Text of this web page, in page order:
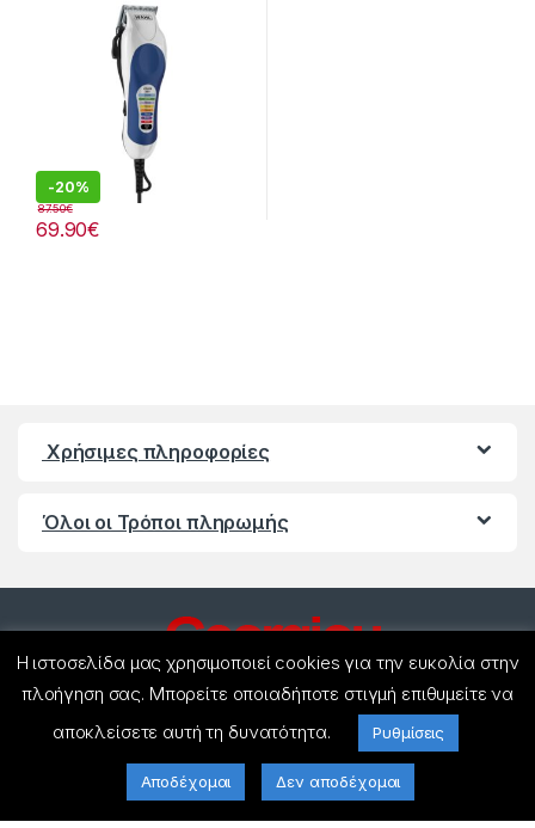
-20%
69.90€
87.50€
Χρήσιμες πληροφορίες
Όλοι οι Τρόποι πληρωμής
Έχετε ερωτήσεις ? Καλέστε
μας!
(+30) 27440 21858
Η ιστοσελίδα μας χρησιμοποιεί cookies για την ευκολία στην
πλοήγηση σας. Μπορείτε οποιαδήποτε στιγμή επιθυμείτε να
αποκλείσετε αυτή τη δυνατότητα.
Ρυθμίσεις
Αποδέχομαι Δεν αποδέχομαι